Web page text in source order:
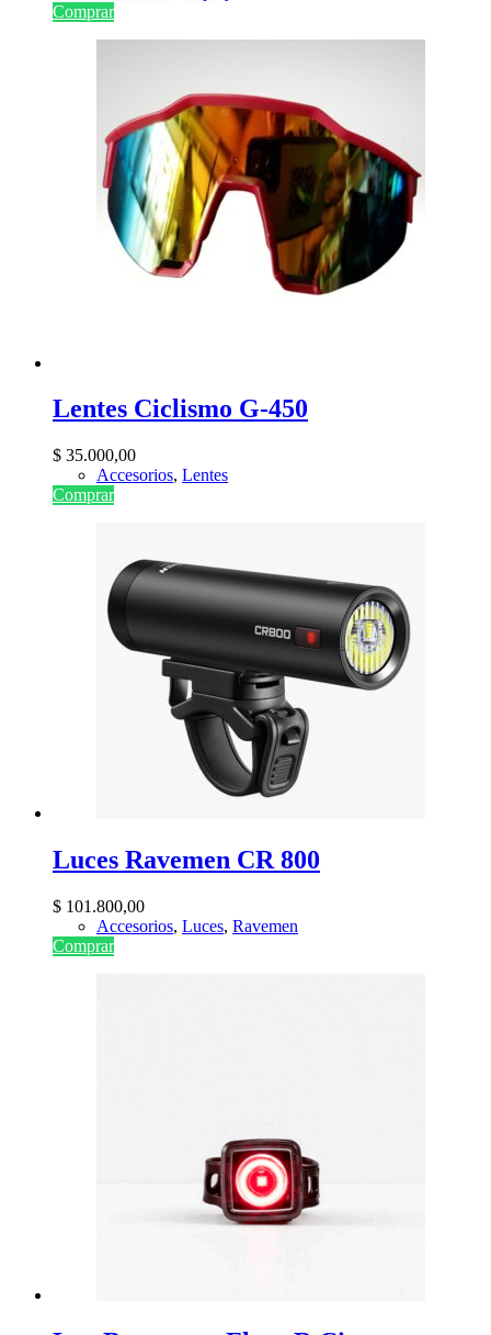
Comprar
Lentes Ciclismo G-450
$ 35.000,00
Accesorios, Lentes
Comprar
Luces Ravemen CR 800
$ 101.800,00
Accesorios, Luces, Ravemen
Comprar